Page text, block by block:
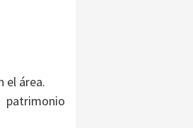
el área.